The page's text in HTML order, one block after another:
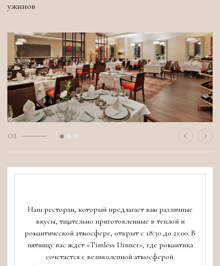
ужинов
01
Наш ресторан, который предлагает вам различные
вкусы, тщательно приготовленные в теплой и
романтической атмосфере, открыт с 18:30 до 21:00. В
пятницу вас ждет «Timless Dinner», где романтика
сочетается с великолепной атмосферой.